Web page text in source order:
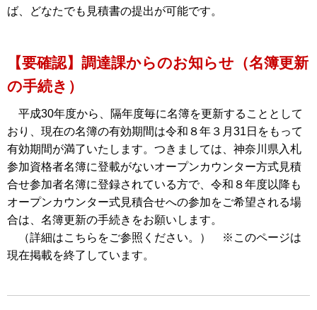
ば、どなたでも見積書の提出が可能です。
【要確認】調達課からのお知らせ（名簿更新
の手続き）
平成30年度から、隔年度毎に名簿を更新することとして
おり、現在の名簿の有効期間は令和８年３月31日をもって
有効期間が満了いたします。つきましては、神奈川県入札
参加資格者名簿に登載がないオープンカウンター方式見積
合せ参加者名簿に登録されている方で、令和８年度以降も
オープンカウンター式見積合せへの参加をご希望される場
合は、名簿更新の手続きをお願いします。
（詳細はこちらをご参照ください。） ※このページは
現在掲載を終了しています。